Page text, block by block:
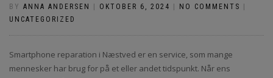
BY ANNA ANDERSEN OKTOBER 6, 2024 NO COMMENTS
UNCATEGORIZED
Smartphone reparation i Næstved er en service, som mange
mennesker har brug for på et eller andet tidspunkt. Når ens